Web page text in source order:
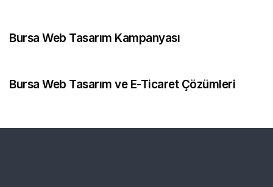
Bursa Web Tasarım Kampanyası
Bursa Web Tasarım ve E-Ticaret Çözümleri